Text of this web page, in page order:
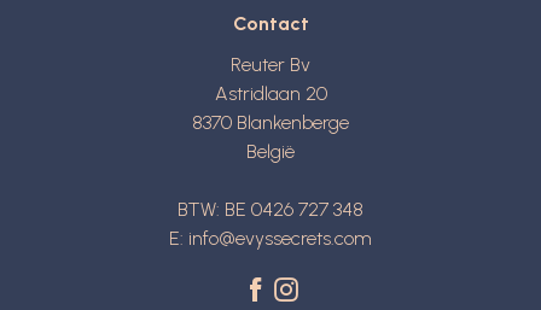
Contact
Reuter Bv
Astridlaan 20
8370 Blankenberge
België
BTW: BE 0426 727 348
E: info@evyssecrets.com